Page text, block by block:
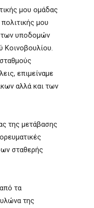
μου ομάδας
μου
των υποδομών
Κοινοβουλίου.
επιμείναμε
αλλά και των
της μετάβασης
σταθερής
τα
της